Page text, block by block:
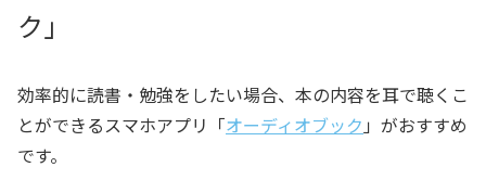
ク」
効率的に読書・勉強をしたい場合、本の内容を耳で聴くこ
とができるスマホアプリ「オーディオブック 」がおすすめ
です。